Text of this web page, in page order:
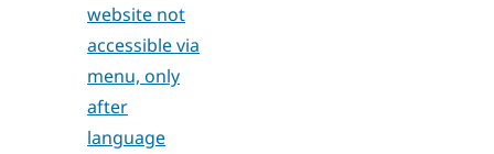
website not
accessible via
menu, only
after
language